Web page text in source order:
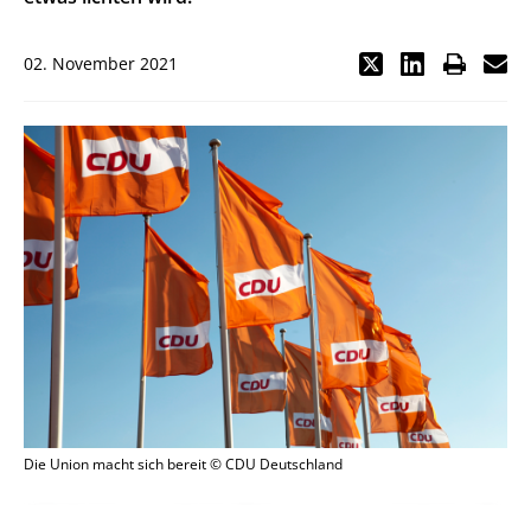
02. November 2021
Die Union macht sich bereit © CDU Deutschland